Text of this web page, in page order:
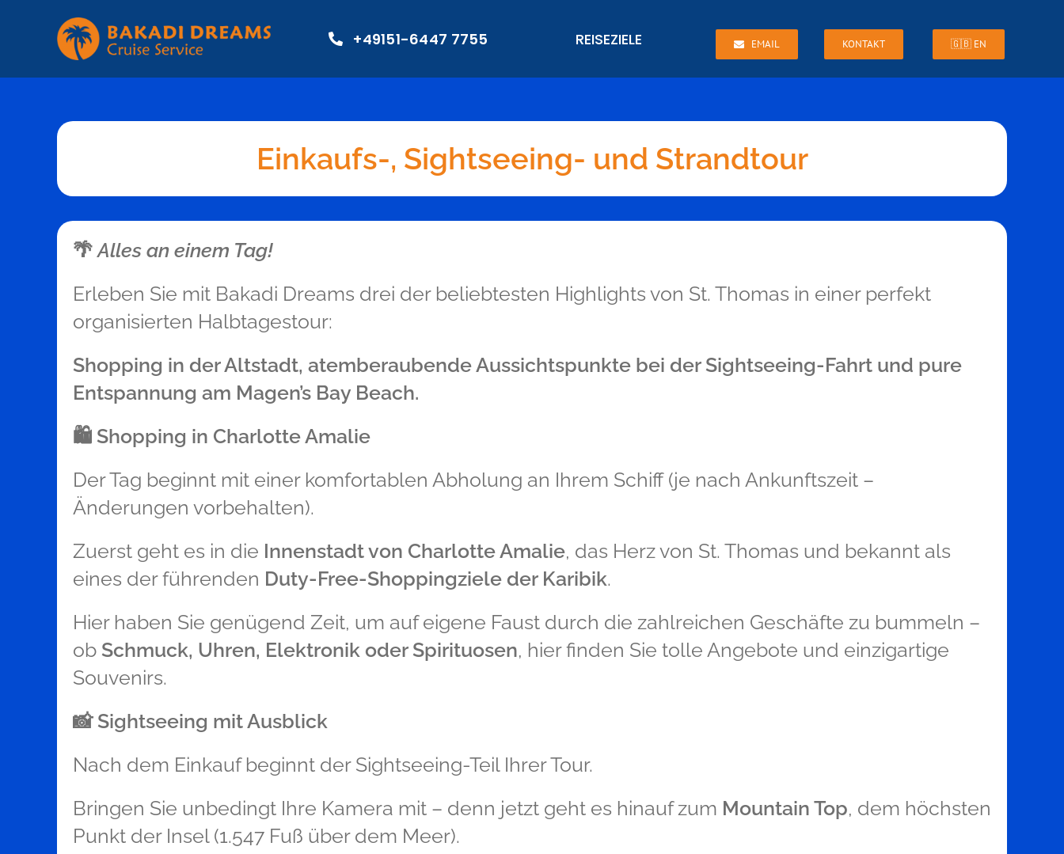
+49151-6447 7755 REISEZIELE EMAIL KONTAKT 🇬🇧 EN
Einkaufs-, Sightseeing- und Strandtour
🌴 Alles an einem Tag!
Erleben Sie mit Bakadi Dreams drei der beliebtesten Highlights von St. Thomas in einer perfekt
organisierten Halbtagestour:
Shopping in der Altstadt, atemberaubende Aussichtspunkte bei der Sightseeing-Fahrt und pure
Entspannung am Magen’s Bay Beach.
🛍️ Shopping in Charlotte Amalie
Der Tag beginnt mit einer komfortablen Abholung an Ihrem Schiff (je nach Ankunftszeit –
Änderungen vorbehalten).
Zuerst geht es in die Innenstadt von Charlotte Amalie, das Herz von St. Thomas und bekannt als
eines der führenden Duty-Free-Shoppingziele der Karibik.
Hier haben Sie genügend Zeit, um auf eigene Faust durch die zahlreichen Geschäfte zu bummeln –
ob Schmuck, Uhren, Elektronik oder Spirituosen, hier finden Sie tolle Angebote und einzigartige
Souvenirs.
📸Sightseeing mit Ausblick
Nach dem Einkauf beginnt der Sightseeing-Teil Ihrer Tour.
Bringen Sie unbedingt Ihre Kamera mit – denn jetzt geht es hinauf zum Mountain Top, dem höchsten
Punkt der Insel (1.547 Fuß über dem Meer).